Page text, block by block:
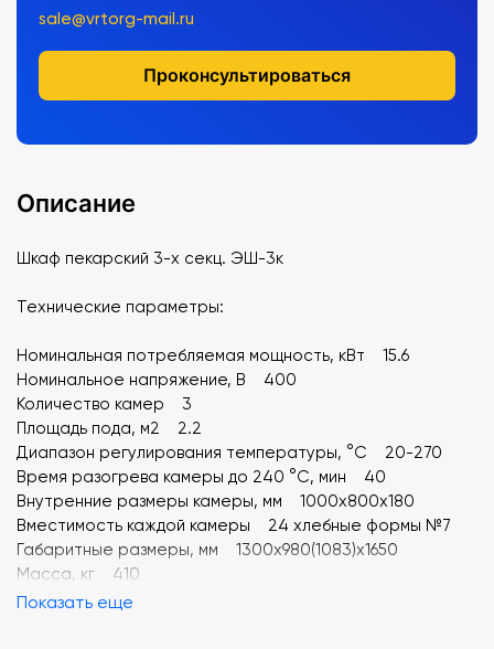
sale@vrtorg-mail.ru
Проконсультироваться
Описание
Шкаф пекарский 3-х секц. ЭШ-3к
Технические параметры:
Номинальная потребляемая мощность, кВт 15.6
Номинальное напряжение, В 400
Количество камер 3
Площадь пода, м2 2.2
Диапазон регулирования температуры, °C 20-270
Время разогрева камеры до 240 °C, мин 40
Внутренние размеры камеры, мм 1000x800x180
Вместимость каждой камеры 24 хлебные формы №7
Габаритные размеры, мм 1300x980(1083)x1650
Масса, кг 410
Показать еще